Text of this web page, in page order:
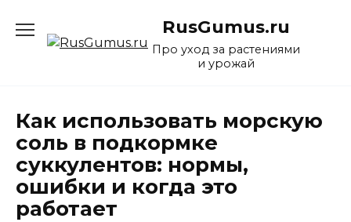
содержанию
RusGumus.ru
Про уход за растениями
и урожай
Как использовать морскую
соль в подкормке
суккулентов: нормы,
ошибки и когда это
работает